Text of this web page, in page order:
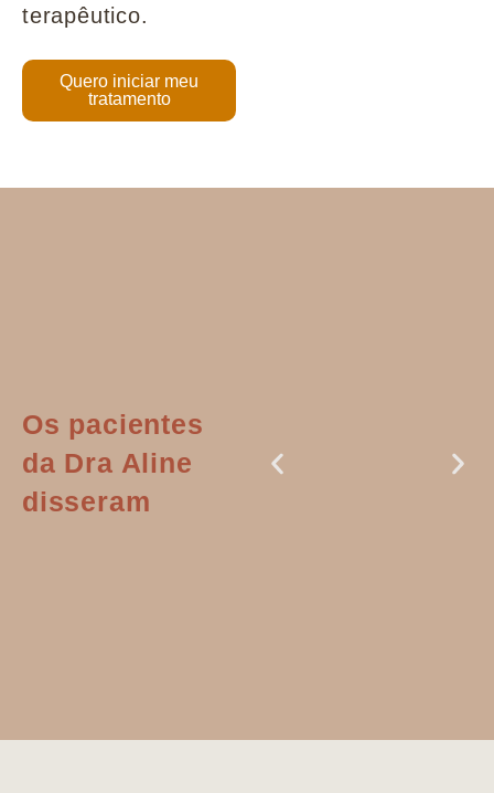
terapêutico.
Quero iniciar meu
tratamento
Os pacientes
da Dra Aline
disseram